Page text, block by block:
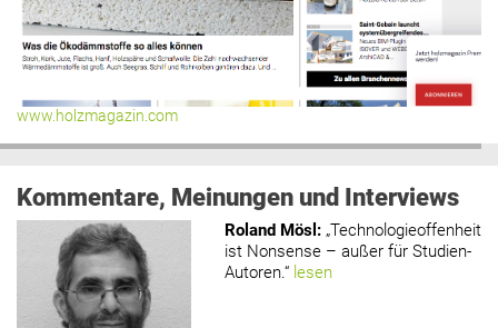
www.holzmagazin.com
Kommentare, Meinungen und Interviews
Roland Mösl : „Technologieoffenheit
ist Nonsense – außer für Studien-
Autoren.“ lesen